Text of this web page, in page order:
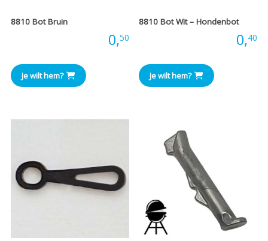
8810 Bot Bruin
0,50
Je wilt hem?
8810 Bot Wit – Hondenbot
0,40
Je wilt hem?